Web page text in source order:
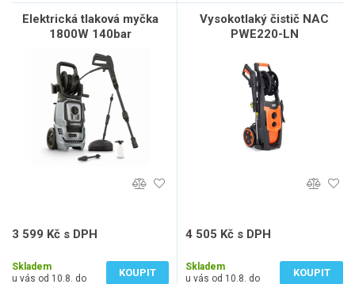
Elektrická tlaková myčka
1800W 140bar
3 599 Kč s DPH
Skladem
u vás od 10.8. do
KOUPIT
Vysokotlaký čistič NAC
PWE220-LN
4 505 Kč s DPH
Skladem
u vás od 10.8. do
KOUPIT